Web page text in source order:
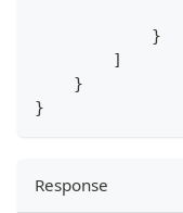
}
]
}
}
Response